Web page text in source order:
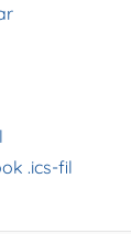
.ics-fil